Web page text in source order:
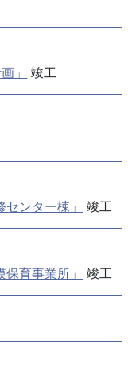
」
竣工
ンター棟」
竣工
育事業所」
竣工